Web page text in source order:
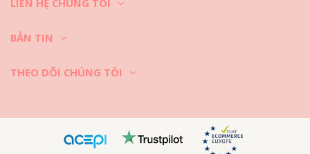
Vimeo ID: 315847482
BẢN TIN
THEO DÕI CHÚNG TÔI